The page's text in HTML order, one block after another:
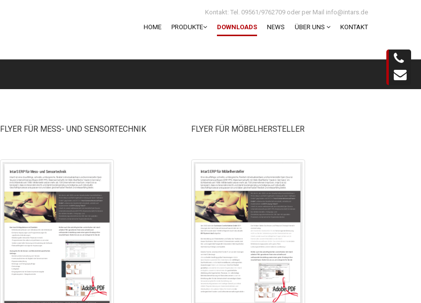
Kontakt: Tel. 09561/9762709 oder per Mail info@intars.de
HOME
PRODUKTE DOWNLOADS NEWS ÜBER UNS KONTAKT
FLYER FÜR MESS- UND SENSORTECHNIK FLYER FÜR MÖBELHERSTELLER